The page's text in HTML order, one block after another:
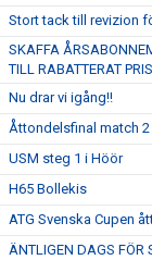
Stort tack till revizion
SKAFFA
TILL RABATTERAT PRIS
Nu drar vi igång!!
Åttondelsfinal match 2
USM steg 1 i Höör
H65 Bollekis
ATG Svenska Cupen
ÄNTLIGEN DAGS FÖR